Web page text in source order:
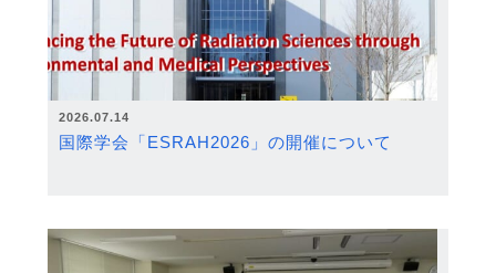
2026.07.14
国際学会「ESRAH2026」の開催について